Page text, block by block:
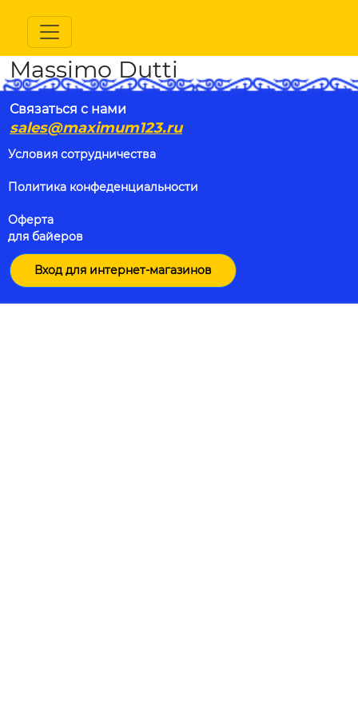
Massimo Dutti
Связаться с нами
sales@maximum123.ru
Условия сотрудничества
Политика конфеденциальности
Оферта
для байеров
Вход для интернет-магазинов